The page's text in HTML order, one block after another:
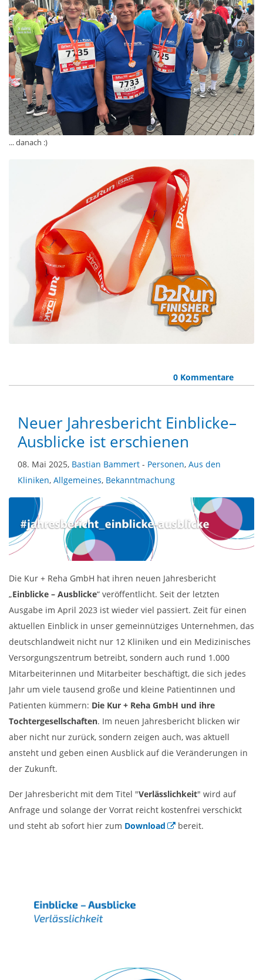
... danach :)
0 Kommentare
Neuer Jahresbericht Einblicke–
Ausblicke ist erschienen
08. Mai 2025, Bastian Bammert - Personen, Aus den
Kliniken, Allgemeines, Bekanntmachung
Die Kur + Reha GmbH hat ihren neuen Jahresbericht
„Einblicke – Ausblicke“ veröffentlicht. Seit der letzten
Ausgabe im April 2023 ist wieder viel passiert. Zeit für einen
aktuellen Einblick in unser gemeinnütziges Unternehmen, das
deutschlandweit nicht nur 12 Kliniken und ein Medizinisches
Versorgungszentrum betreibt, sondern auch rund 1.000
Mitarbeiterinnen und Mitarbeiter beschäftigt, die sich jedes
Jahr um viele tausend große und kleine Patientinnen und
Patienten kümmern: Die Kur + Reha GmbH und ihre
Tochtergesellschaften. Im neuen Jahresbericht blicken wir
aber nicht nur zurück, sondern zeigen auch, was aktuell
ansteht und geben einen Ausblick auf die Veränderungen in
der Zukunft.
Der Jahresbericht mit dem Titel "Verlässlichkeit" wird auf
Anfrage und solange der Vorrat reicht kostenfrei verschickt
und steht ab sofort hier zum Download bereit.